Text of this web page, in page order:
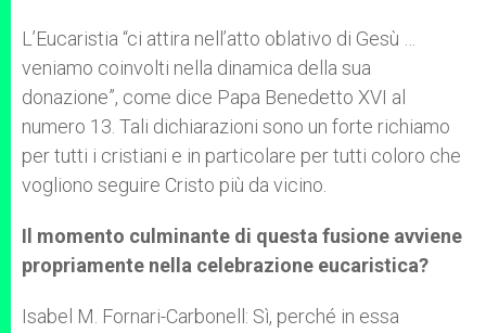
L’Eucaristia “ci attira nell’atto oblativo di Gesù …
veniamo coinvolti nella dinamica della sua
donazione”, come dice Papa Benedetto XVI al
numero 13. Tali dichiarazioni sono un forte richiamo
per tutti i cristiani e in particolare per tutti coloro che
vogliono seguire Cristo più da vicino.
Il momento culminante di questa fusione avviene
propriamente nella celebrazione eucaristica?
Isabel M. Fornari-Carbonell: Sì, perché in essa